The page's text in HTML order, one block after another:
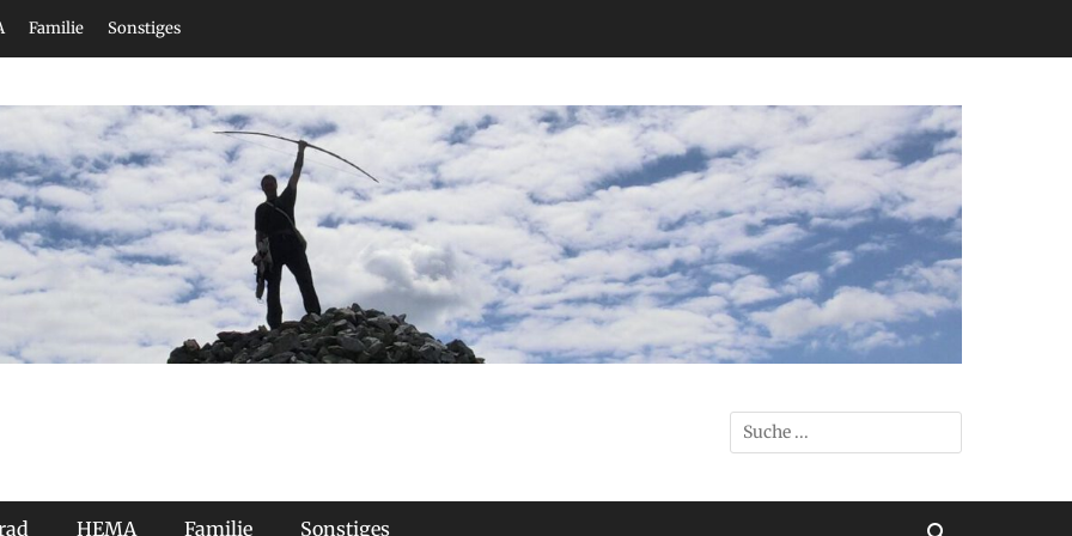
Familie Sonstiges
Suchen
nach:
HEMA Familie Sonstiges